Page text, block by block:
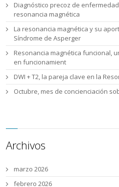
Diagnóstico precoz de
resonancia magnética
La resonancia magnética y su
Síndrome de Asperger
Resonancia magnética funcional,
en funcionamient
DWI + T2, la pareja clave en la
Octubre, mes de concienciación
Archivos
marzo 2026
febrero 2026